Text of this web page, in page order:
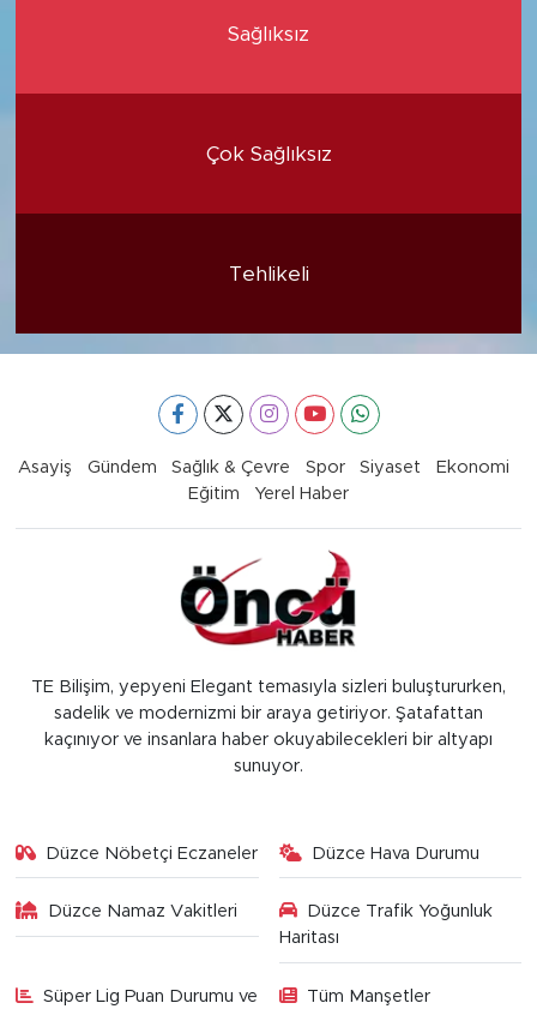
Sağlıksız
Çok Sağlıksız
Tehlikeli
Asayiş Gündem Sağlık & Çevre Spor Siyaset
Ekonomi
Eğitim
Yerel Haber
TE Bilişim, yepyeni Elegant temasıyla sizleri buluştururken,
sadelik ve modernizmi bir araya getiriyor. Şatafattan
kaçınıyor ve insanlara haber okuyabilecekleri bir altyapı
sunuyor.
Düzce Nöbetçi Eczaneler Düzce Hava Durumu
Düzce Namaz Vakitleri
Düzce Trafik Yoğunluk
Haritası
Süper Lig Puan Durumu ve Tüm Manşetler